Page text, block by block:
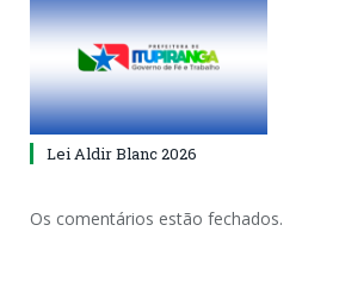
Lei Aldir Blanc 2026
Os comentários estão fechados.